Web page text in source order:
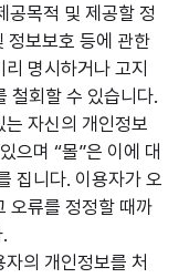
공목적 및 제공할 정
정보보호 등에 관한
명시하거나 고지
철회할 수 있습니다.
자신의 개인정보
으며 “몰”은 이에 대
집니다. 이용자가 오
오류를 정정할 때까
의 개인정보를 처